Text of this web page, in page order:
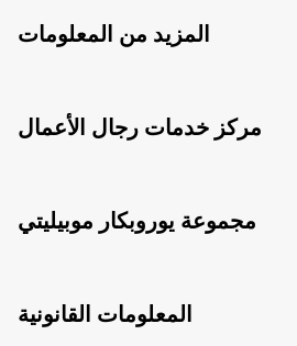
المزيد من المعلومات
مركز خدمات رجال الأعمال
مجموعة يوروبكار موبيليتي
المعلومات القانونية